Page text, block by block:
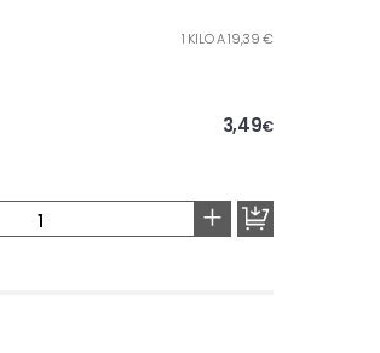
1 KILO A 19,39 €
3,49€
+